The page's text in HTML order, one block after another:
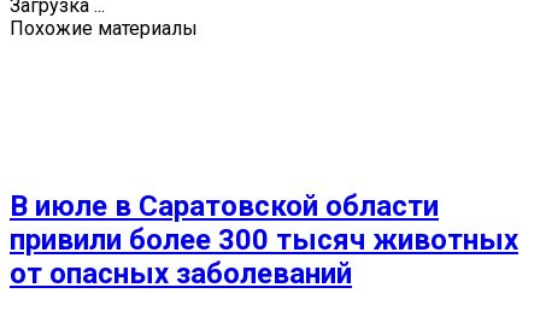
Загрузка ...
Похожие материалы
В июле в Саратовской области
привили более 300 тысяч животных
от опасных заболеваний